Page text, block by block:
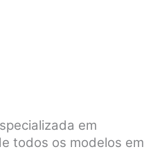
em
todos os modelos em